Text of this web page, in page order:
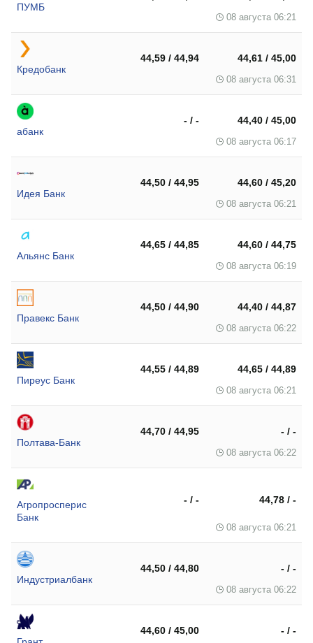
ПУМБ
08 августа 06:21
Кредобанк
44,59 / 44,94 44,61 / 45,00
08 августа 06:31
абанк
- / - 44,40 / 45,00
08 августа 06:17
Идея Банк
44,50 / 44,95 44,60 / 45,20
08 августа 06:21
Альянс Банк
44,65 / 44,85 44,60 / 44,75
08 августа 06:19
Правекс Банк
44,50 / 44,90 44,40 / 44,87
08 августа 06:22
Пиреус Банк
44,55 / 44,89 44,65 / 44,89
08 августа 06:21
Полтава-Банк
44,70 / 44,95 - / -
08 августа 06:22
Агропросперис
Банк
- / - 44,78 / -
08 августа 06:21
Индустриалбанк
44,50 / 44,80 - / -
08 августа 06:22
44,60 / 45,00 - / -